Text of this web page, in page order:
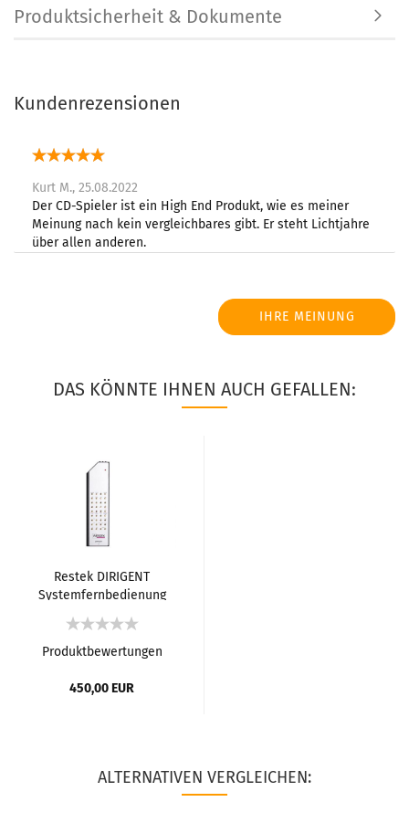
Produktsicherheit & Dokumente
Kundenrezensionen
Kurt M., 25.08.2022
Der CD-Spieler ist ein High End Produkt, wie es meiner
Meinung nach kein vergleichbares gibt. Er steht Lichtjahre
über allen anderen.
IHRE MEINUNG
DAS KÖNNTE IHNEN AUCH GEFALLEN:
Restek DIRIGENT
Systemfernbedienung
Produktbewertungen
450,00 EUR
ALTERNATIVEN VERGLEICHEN: